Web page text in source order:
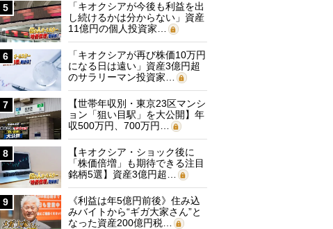
5
「キオクシアが今後も利益を出
し続けるかは分からない」資産
11億円の個人投資家…
6
「キオクシアが再び株価10万円
になる日は遠い」資産3億円超
のサラリーマン投資家…
7
【世帯年収別・東京23区マンシ
ョン「狙い目駅」を大公開】年
収500万円、700万円…
8
【キオクシア・ショック後に
「株価倍増」も期待できる注目
銘柄5選】資産3億円超…
9
《利益は年5億円前後》住み込
みバイトから“ギガ大家さん”と
なった資産200億円税…